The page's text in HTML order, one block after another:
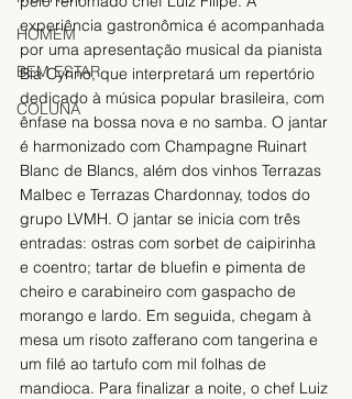
HOMEM
BEM ESTAR
COLUNA
experiência gastronômica é acompanhada
por uma apresentação musical da pianista
Bia Cyrino, que interpretará um repertório
dedicado à música popular brasileira, com
ênfase na bossa nova e no samba. O jantar
é harmonizado com Champagne Ruinart
Blanc de Blancs, além dos vinhos Terrazas
Malbec e Terrazas Chardonnay, todos do
grupo LVMH. O jantar se inicia com três
entradas: ostras com sorbet de caipirinha
e coentro; tartar de bluefin e pimenta de
cheiro e carabineiro com gaspacho de
morango e lardo. Em seguida, chegam à
mesa um risoto zafferano com tangerina e
um filé ao tartufo com mil folhas de
mandioca. Para finalizar a noite, o chef Luiz